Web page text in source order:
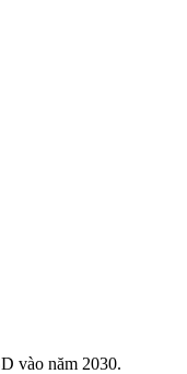
vào năm 2030.